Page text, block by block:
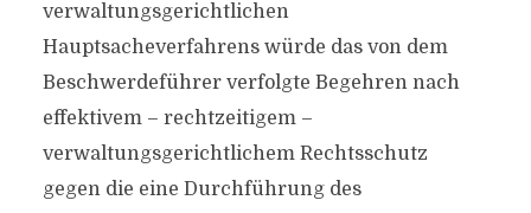
verwaltungsgerichtlichen
Hauptsacheverfahrens würde das von dem
Beschwerdeführer verfolgte Begehren nach
effektivem – rechtzeitigem –
verwaltungsgerichtlichem Rechtsschutz
gegen die eine Durchführung des